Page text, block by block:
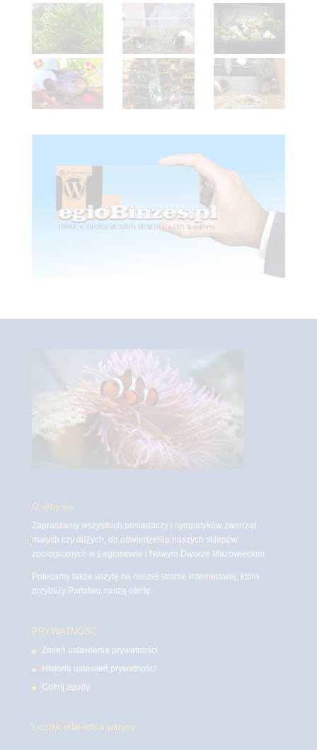
O witrynie
Zapraszamy wszystkich posiadaczy i sympatyków zwierząt
małych czy dużych, do odwiedzenia naszych sklepów
zoologicznych w Legionowie i Nowym Dworze Mazowieckim
Polecamy także wizytę na naszej stronie internetowej, która
przybliży Państwu naszą ofertę.
PRYWATNOŚĆ
Zmień ustawienia prywatności
Historia ustawień prywatności
Cofnij zgody
Licznik odwiedzin witryny